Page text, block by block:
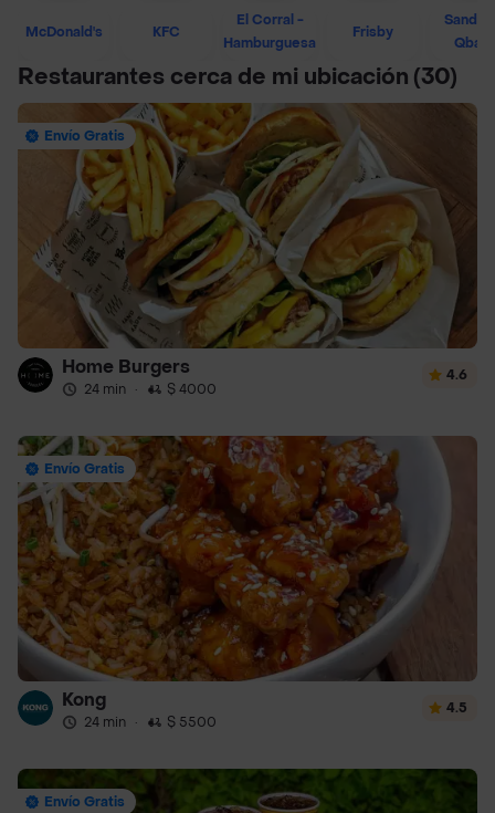
McDonald's KFC
El Corral -
Hamburguesa
Frisby
Restaurantes cerca de mi ubicación (30)
Envío Gratis
Home Burgers
24 min · $ 4000
4.6
Envío Gratis
Kong
24 min · $ 5500
4.5
Envío Gratis